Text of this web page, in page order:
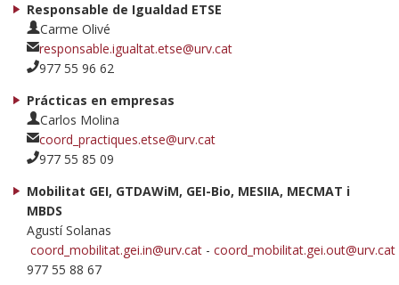
Responsable de Igualdad ETSE
Carme Olivé
responsable.igualtat.etse@urv.cat
977 55 96 62
Prácticas en empresas
Carlos Molina
coord_practiques.etse@urv.cat
977 55 85 09
Mobilitat GEI, GTDAWiM, GEI-Bio, MESIIA, MECMAT i
MBDS
Agustí Solanas
coord_mobilitat.gei.in@urv.cat - coord_mobilitat.gei.out@urv.cat
977 55 88 67